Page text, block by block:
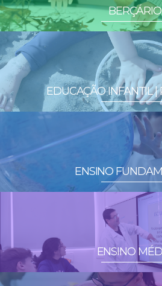
BERÇÁRIO
EDUCAÇÃO INFANTIL |
ENSINO
ENSINO